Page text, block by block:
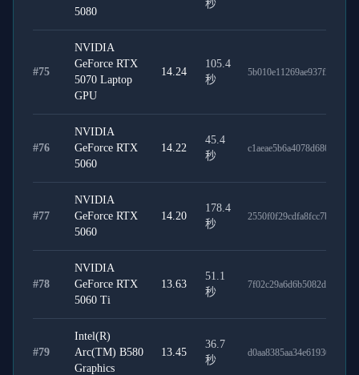
5080
秒
#75
NVIDIA
GeForce RTX
5070 Laptop
GPU
14.24
105.4
秒
5b010e11269ae937f221
#76
NVIDIA
GeForce RTX
5060
14.22
45.4
秒
c1aeae5b6a4078d680a7
#77
NVIDIA
GeForce RTX
5060
14.20
178.4
秒
2550f0f29cdfa8fcc7b6
#78
NVIDIA
GeForce RTX
5060 Ti
13.63
51.1
秒
7f02c29a6d6b5082dca4
#79
Intel(R)
Arc(TM) B580
Graphics
13.45
36.7
秒
d0aa8385aa34e619303a